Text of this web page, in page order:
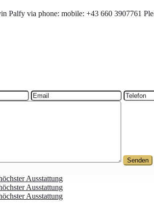
Palfy via phone: mobile: +43 660 3907761